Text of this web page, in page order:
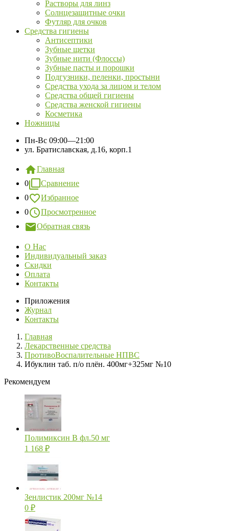
Растворы для линз
Солнцезащитные очки
Футляр для очков
Средства гигиены
Антисептики
Зубные щетки
Зубные нити (Флоссы)
Зубные пасты и порошки
Подгузники, пеленки, простыни
Средства ухода за лицом и телом
Средства общей гигиены
Средства женской гигиены
Косметика
Ножницы
Пн-Вс 09:00—21:00
ул. Братиславская, д.16, корп.1
Главная
0
Сравнение
0
Избранное
0
Просмотренное
Обратная связь
О Нас
Индивидуальный заказ
Скидки
Оплата
Контакты
Приложения
Журнал
Контакты
Главная
Лекарственные средства
ПротивоВоспалительные НПВС
Ибуклин таб. п/о плён. 400мг+325мг №10
Рекомендуем
Полимиксин В фл.50 мг
1 168 ₽
Зенлистик 200мг №14
0 ₽